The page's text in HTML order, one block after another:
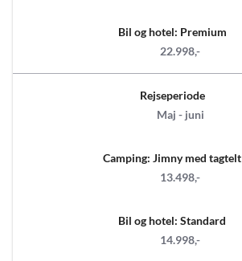
Bil og hotel: Premium
22.998,-
Rejseperiode
Maj - juni
Camping: Jimny med tagtelt
13.498,-
Bil og hotel: Standard
14.998,-